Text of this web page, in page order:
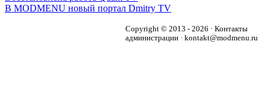
В MODMENU новый портал Dmitry TV
Copyright © 2013 - 2026 · Контакты
администрации · kontakt@modmenu.ru